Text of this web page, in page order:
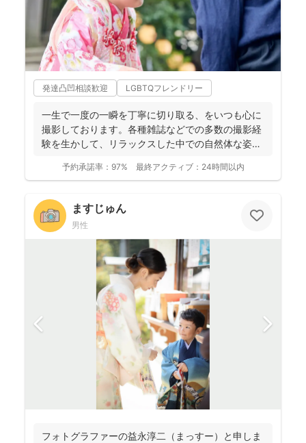
発達凸凹相談歓迎 LGBTQフレンドリー
一生で一度の一瞬を丁寧に切り取る、をいつも心に
撮影しております。各種雑誌などでの多数の撮影経
験を生かして、リラックスした中での自然体な姿の
予約承諾率： 97% 最終アクティブ： 24時間以内
ますじゅん
男性
フォトグラファーの益永淳二（まっすー）と申しま